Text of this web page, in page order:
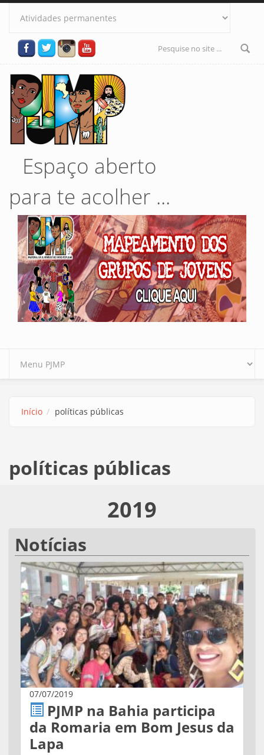
Pular para o conteúdo principal
Formulário
Espaço aberto
para te acolher ...
Início políticas públicas
políticas públicas
2019
Notícias
07/07/2019
PJMP na Bahia participa
da Romaria em Bom Jesus da
Lapa